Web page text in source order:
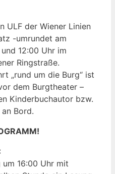
ULF der Wiener Linien
-umrundet am
12:00 Uhr im
Ringstraße.
„rund um die Burg“ ist
dem Burgtheater –
Kinderbuchautor bzw.
Bord.
16:00 Uhr mit